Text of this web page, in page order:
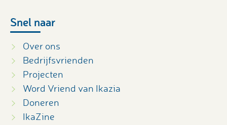
Snel naar
Over ons
Bedrijfsvrienden
Projecten
Word Vriend van Ikazia
Doneren
IkaZine